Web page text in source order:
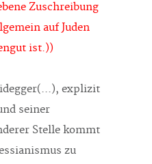
Zuschreibung
auf Juden
ist.))
explizit
seiner
Stelle kommt
zu